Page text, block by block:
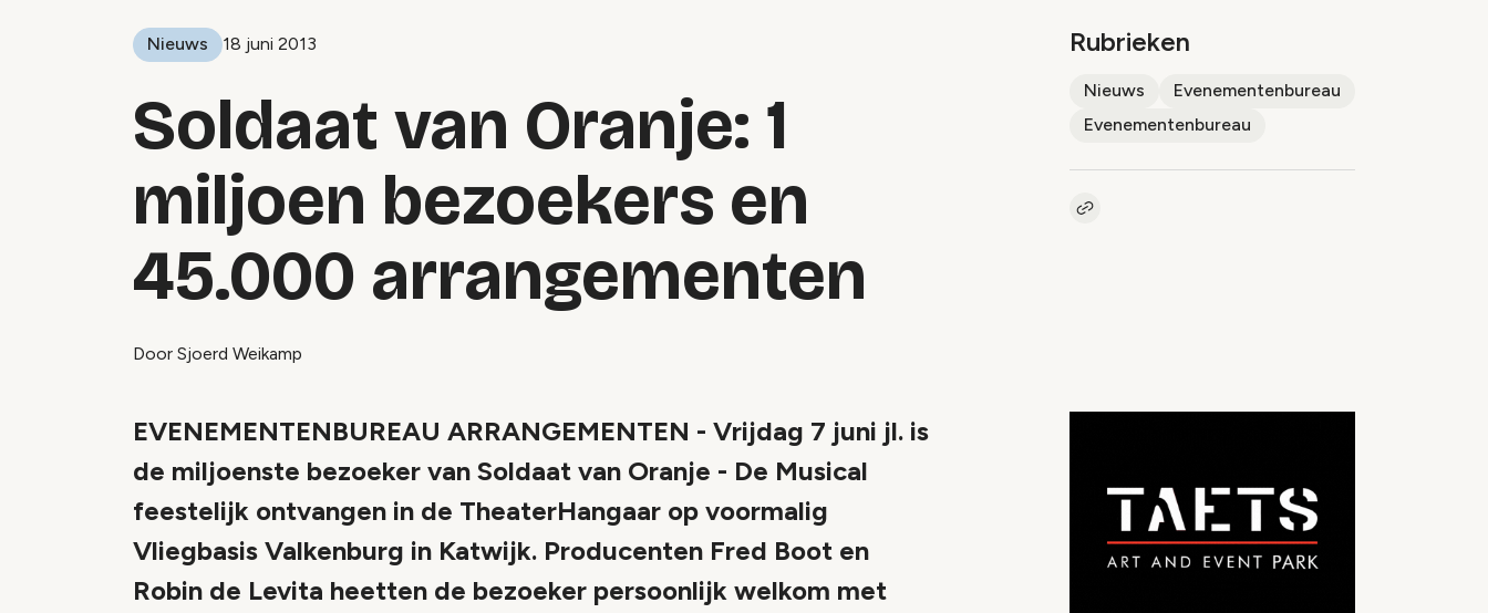
Nieuws 18 juni 2013
Soldaat van Oranje: 1
miljoen bezoekers en
45.000 arrangementen
Door Sjoerd Weikamp
Rubrieken
Nieuws
Evenementenbureau
Evenementenbureau
Kopieer link naar artikel
EVENEMENTENBUREAU ARRANGEMENTEN - Vrijdag 7 juni jl. is
de miljoenste bezoeker van Soldaat van Oranje - De Musical
feestelijk ontvangen in de TheaterHangaar op voormalig
Vliegbasis Valkenburg in Katwijk. Producenten Fred Boot en
Robin de Levita heetten de bezoeker persoonlijk welkom met